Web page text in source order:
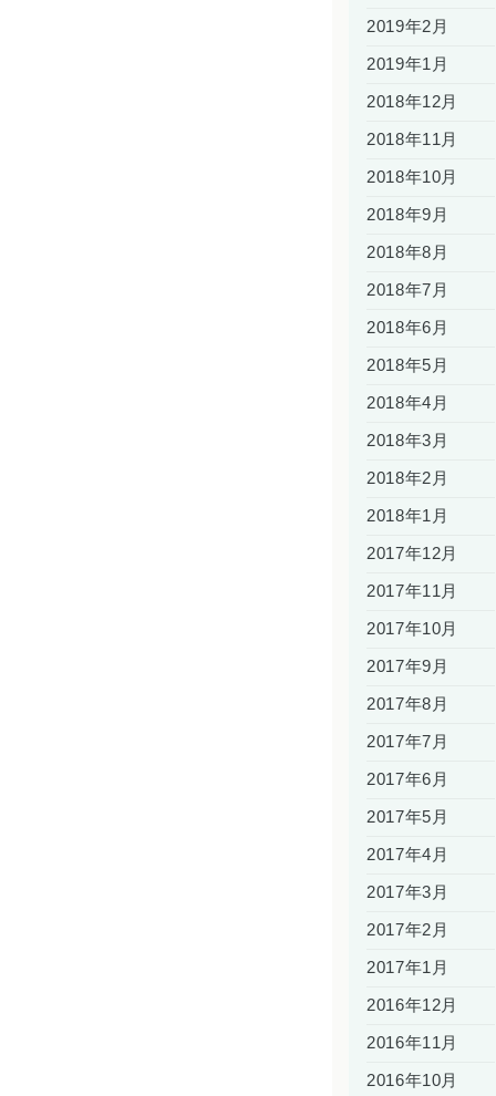
2019年2月
2019年1月
2018年12月
2018年11月
2018年10月
2018年9月
2018年8月
2018年7月
2018年6月
2018年5月
2018年4月
2018年3月
2018年2月
2018年1月
2017年12月
2017年11月
2017年10月
2017年9月
2017年8月
2017年7月
2017年6月
2017年5月
2017年4月
2017年3月
2017年2月
2017年1月
2016年12月
2016年11月
2016年10月